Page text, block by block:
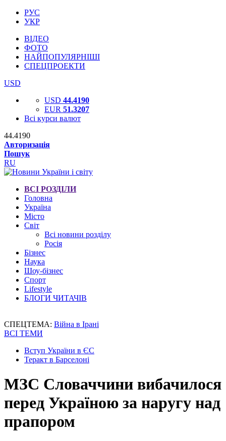
РУС
УКР
ВІДЕО
ФОТО
НАЙПОПУЛЯРНІШІ
СПЕЦПРОЕКТИ
USD
USD 44.4190
EUR 51.3207
Всі курси валют
44.4190
Авторизація
Пошук
RU
ВСІ РОЗДІЛИ
Головна
Україна
Місто
Світ
Всі новини розділу
Росія
Бізнес
Наука
Шоу-бізнес
Спорт
Lifestyle
БЛОГИ ЧИТАЧІВ
СПЕЦТЕМА: Війна в Ірані
ВСІ ТЕМИ
Вступ України в ЄС
Теракт в Барселоні
МЗС Словаччини вибачилося
перед Україною за наругу над
прапором